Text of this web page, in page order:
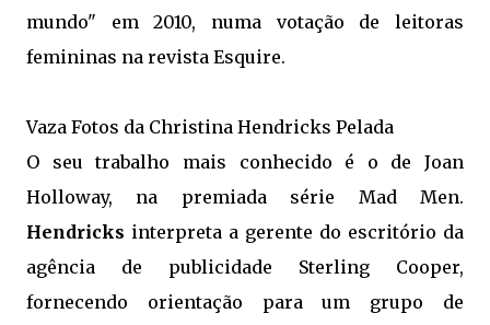
mundo" em 2010, numa votação de leitoras
femininas na revista Esquire.
Vaza Fotos da Christina Hendricks Pelada
O seu trabalho mais conhecido é o de Joan
Holloway, na premiada série Mad Men.
Hendricks interpreta a gerente do escritório da
agência de publicidade Sterling Cooper,
fornecendo orientação para um grupo de